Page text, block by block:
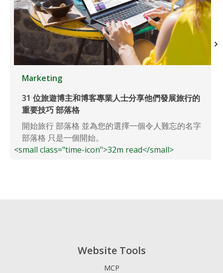
Marketing
31 位旅遊博主和博客專業人士分享他們發展旅行的
重要技巧 部落格
開始旅行 部落格 並為您的選擇一個令人難忘的名字
部落格 只是一個開始。
<small class="time-icon">32m read</small>
Website Tools
MCP